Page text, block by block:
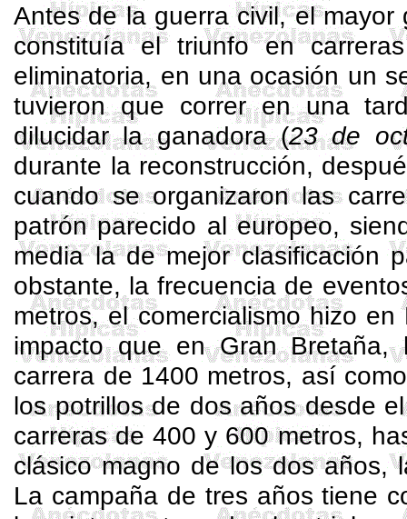
Antes de la guerra civil, el mayor
constituía el triunfo en
eliminatoria, en una ocasión un
tuvieron que correr en una
dilucidar la ganadora (23 de
durante la reconstrucción,
cuando se organizaron las
patrón parecido al europeo,
media la de mejor clasificación
obstante, la frecuencia de
metros, el comercialismo hizo en
impacto que en Gran Bretaña,
carrera de 1400 metros, así
los potrillos de dos años desde
carreras de 400 y 600 metros,
clásico magno de los dos años,
La campaña de tres años tiene